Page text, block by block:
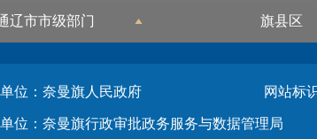
辽市市级部门 旗县区
位：奈曼旗人民政府 网站标
位：奈曼旗行政审批政务服务与数据管理局